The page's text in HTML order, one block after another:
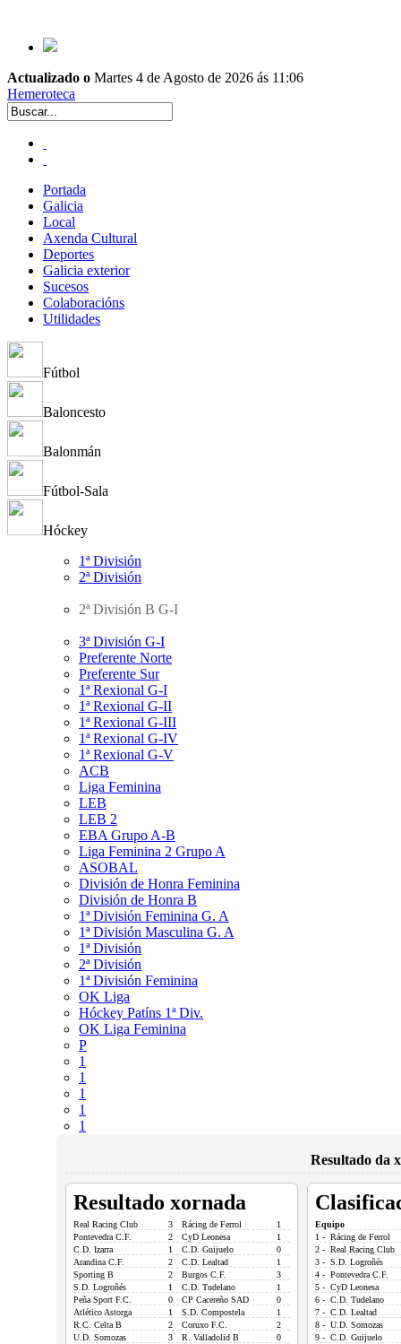
Actualizado o Martes 4 de Agosto de 2026 ás 11:06
Hemeroteca
Portada
Galicia
Local
Axenda Cultural
Deportes
Galicia exterior
Sucesos
Colaboracións
Utilidades
Fútbol
Baloncesto
Balonmán
Fútbol-Sala
Hóckey
1ª División
2ª División
2ª División B G-I
3ª División G-I
Preferente Norte
Preferente Sur
1ª Rexional G-I
1ª Rexional G-II
1ª Rexional G-III
1ª Rexional G-IV
1ª Rexional G-V
ACB
Liga Feminina
LEB
LEB 2
EBA Grupo A-B
Liga Feminina 2 Grupo A
ASOBAL
División de Honra Feminina
División de Honra B
1ª División Feminina G. A
1ª División Masculina G. A
1ª División
2ª División
1ª División Feminina
OK Liga
Hóckey Patíns 1ª Div.
OK Liga Feminina
P
1
1
1
1
1
Resultado da
Resultado xornada
Real Racing Club 3 Rácing de Ferrol
1
Pontevedra C.F.
2 CyD Leonesa
1
C.D. Izarra
1 C.D. Guijuelo
0
Arandina C.F.
2 C.D. Lealtad
1
Sporting B
2 Burgos C.F.
3
S.D. Logroñés
1 C.D. Tudelano
1
Peña Sport F.C.
0 CP Cacereño SAD
0
Atlético Astorga
1 S.D. Compostela
1
R.C. Celta B
2 Coruxo F.C.
2
U.D. Somozas
3 R. Valladolid B 0
Equipo
1 - Rácing de Ferrol
2 - Real Racing Club
3 - S.D. Logroñés
4 - Pontevedra C.F.
5 - CyD Leonesa
6 - C.D. Tudelano
7 - C.D. Lealtad
8 - U.D. Somozas
9 - C.D. Guijuelo